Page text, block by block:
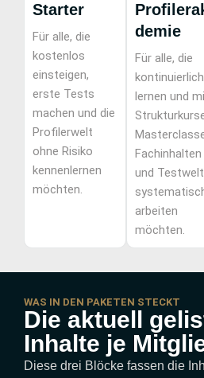
Starter
Für alle, die
kostenlos
einsteigen,
erste Tests
machen und die
Profilerwelt
ohne Risiko
kennenlernen
möchten.
demie
Für alle, die
kontinuierlich
lernen und
Fachinhalten
und Testwelt
arbeiten
möchten.
WAS IN DEN PAKETEN STECKT
Die aktuell
Inhalte je
Diese drei Blöcke fassen die